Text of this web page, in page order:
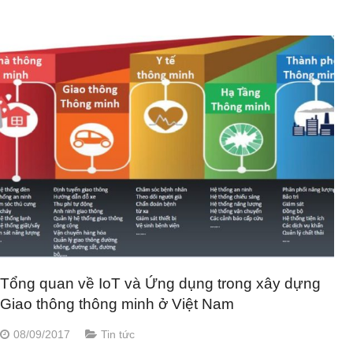
Tổng quan về IoT và Ứng dụng trong xây dựng
Giao thông thông minh ở Việt Nam
08/09/2017 Tin tức